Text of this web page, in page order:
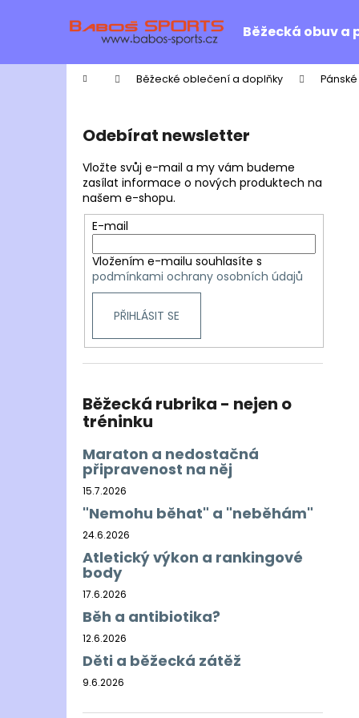
Běžecká obuv a
Domů Běžecké oblečení a doplňky
Odebírat newsletter
Vložte svůj e-mail a my vám budeme
zasílat informace o nových produktech na
našem e-shopu.
E-mail
Vložením e-mailu souhlasíte s
podmínkami ochrany osobních údajů
PŘIHLÁSIT SE
Běžecká rubrika - nejen o
tréninku
Maraton a nedostačná
připravenost na něj
15.7.2026
"Nemohu běhat" a "neběhám"
24.6.2026
Atletický výkon a rankingové
body
17.6.2026
Běh a antibiotika?
12.6.2026
Děti a běžecká zátěž
9.6.2026
í
do
do
BĚŽECKÁ BUNDA RONHILL EVERYDAY
899 Kč
Původně:1 200 Kč